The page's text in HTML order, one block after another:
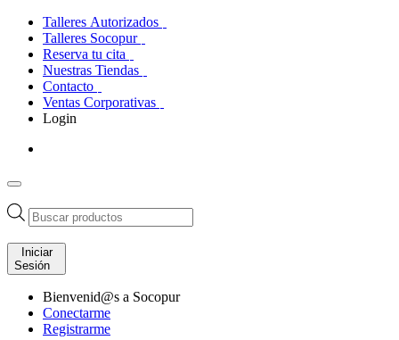
Talleres Autorizados
Talleres Socopur
Reserva tu cita
Nuestras Tiendas
Contacto
Ventas Corporativas
Login
Búsqueda
de
productos
Iniciar
Sesión
Bienvenid@s a Socopur
Conectarme
Registrarme